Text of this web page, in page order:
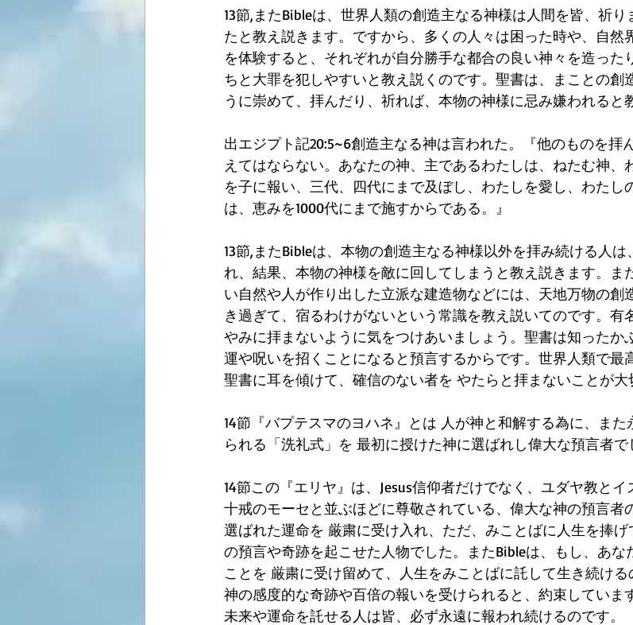
13節,またBibleは、世界人類の創造主なる神様は人間を皆、祈
たと教え説きます。ですから、多くの人々は困った時や、自然
を体験すると、それぞれが自分勝手な都合の良い神々を造った
ちと大罪を犯しやすいと教え説くのです。聖書は、まことの創
うに崇めて、拝んだり、祈れば、本物の神様に忌み嫌われると
出エジプト記20:5~6創造主なる神は言われた。『他のものを拝
えてはならない。あなたの神、主であるわたしは、ねたむ神、
を子に報い、三代、四代にまで及ぼし、わたしを愛し、わたし
は、恵みを1000代にまで施すからである。』
13節,またBibleは、本物の創造主なる神様以外を拝み続ける人
れ、結果、本物の神様を敵に回してしまうと教え説きます。ま
い自然や人が作り出した立派な建造物などには、天地万物の創
き過ぎて、宿るわけがないという常識を教え説いてのです。有
やみに拝まないように気をつけあいましょう。聖書は知ったか
運や呪いを招くことになると預言するからです。世界人類で最
聖書に耳を傾けて、確信のない者を やたらと拝まないことが大
14節『バプテスマのヨハネ』とは 人が神と和解する為に、ま
られる「洗礼式」を 最初に授けた神に選ばれし偉大な預言者で
14節この『エリヤ』は、Jesus信仰者だけでなく、ユダヤ教とイ
十戒のモーセと並ぶほどに尊敬されている、偉大な神の預言者
選ばれた運命を 厳粛に受け入れ、ただ、みことばに人生を捧
の預言や奇跡を起こせた人物でした。またBibleは、もし、あな
ことを 厳粛に受け留めて、人生をみことばに託して生き続け
神の感度的な奇跡や百倍の報いを受けられると、約束していま
未来や運命を託せる人は皆、必ず永遠に報われ続けるのです。